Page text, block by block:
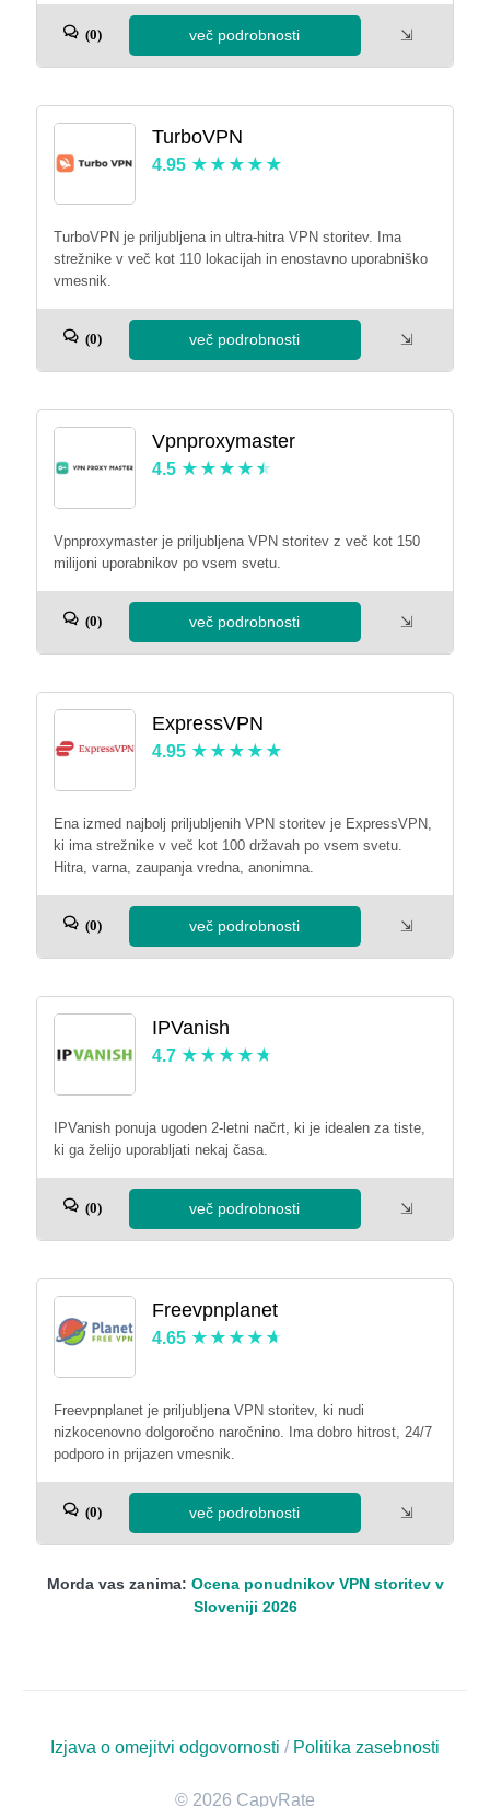
(0) več podrobnosti ⇲
TurboVPN
4.95
TurboVPN je priljubljena in ultra-hitra VPN storitev. Ima
strežnike v več kot 110 lokacijah in enostavno uporabniško
vmesnik.
(0) več podrobnosti ⇲
Vpnproxymaster
4.5
Vpnproxymaster je priljubljena VPN storitev z več kot 150
milijoni uporabnikov po vsem svetu.
(0) več podrobnosti ⇲
ExpressVPN
4.95
Ena izmed najbolj priljubljenih VPN storitev je ExpressVPN,
ki ima strežnike v več kot 100 državah po vsem svetu.
Hitra, varna, zaupanja vredna, anonimna.
(0) več podrobnosti ⇲
IPVanish
4.7
IPVanish ponuja ugoden 2-letni načrt, ki je idealen za tiste,
ki ga želijo uporabljati nekaj časa.
(0) več podrobnosti ⇲
Freevpnplanet
4.65
Freevpnplanet je priljubljena VPN storitev, ki nudi
nizkocenovno dolgoročno naročnino. Ima dobro hitrost, 24/7
podporo in prijazen vmesnik.
(0) več podrobnosti ⇲
Morda vas zanima: Ocena ponudnikov VPN storitev v
Sloveniji 2026
Izjava o omejitvi odgovornosti / Politika zasebnosti
© 2026 CapyRate